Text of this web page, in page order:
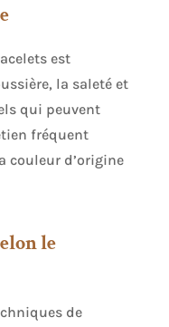
est
la saleté et
qui peuvent
fréquent
couleur d’origine
le
de